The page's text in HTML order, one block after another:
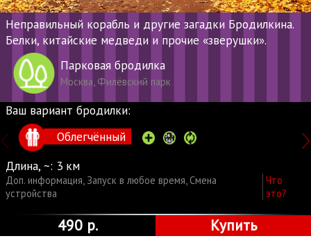
Неправильный корабль и другие загадки Бродилкина.
Белки, китайские медведи и прочие «зверушки».
Парковая бродилка
Москва, Филёвский парк
Ваш вариант бродилки:
Облегчённый
Длина, ~: 3 км
Доп. информация, Запуск в любое время, Смена
устройства
Что
это?
490 р. Купить